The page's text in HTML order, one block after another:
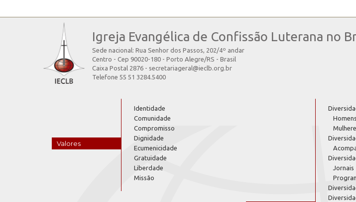
Igreja Evangélica de Confissão Luterana no
Sede nacional: Rua Senhor dos Passos, 202/4º andar
Centro - Cep 90020-180 - Porto Alegre/RS - Brasil
Caixa Postal 2876 - secretariageral@ieclb.org.br
Telefone 55 51 3284.5400
Valores
Identidade
Comunidade
Compromisso
Dignidade
Ecumenicidade
Gratuidade
Liberdade
Missão
Homens
Jornais